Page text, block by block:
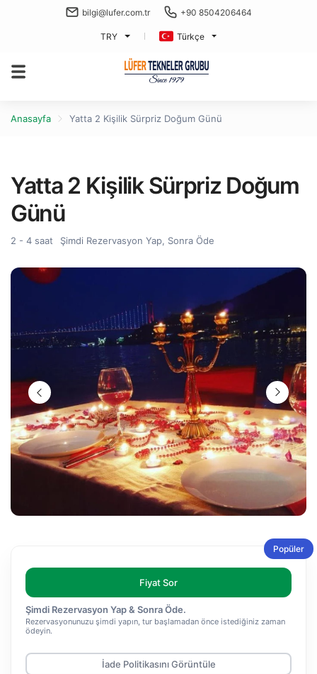
bilgi@lufer.com.tr +90 8504206464
TRY Türkçe
Anasayfa Yatta 2 Kişilik Sürpriz Doğum Günü
Yatta 2 Kişilik Sürpriz Doğum
Günü
2 - 4 saat Şimdi Rezervasyon Yap, Sonra Öde
Popüler
Fiyat Sor
Şimdi Rezervasyon Yap & Sonra Öde.
Rezervasyonunuzu şimdi yapın, tur başlamadan önce istediğiniz zaman
ödeyin.
İade Politikasını Görüntüle